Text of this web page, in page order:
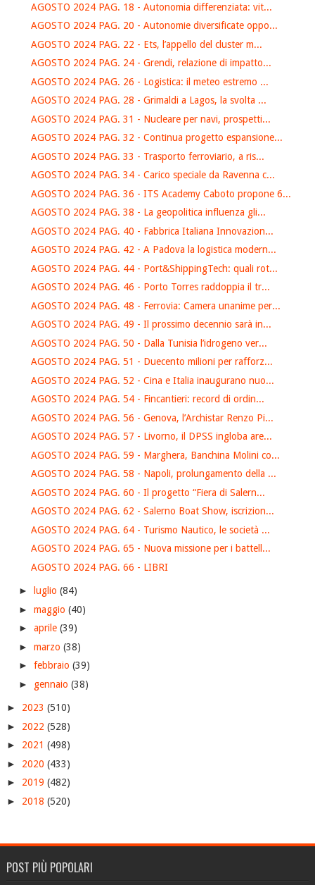
AGOSTO 2024 PAG. 18 - Autonomia differenziata: vit...
AGOSTO 2024 PAG. 20 - Autonomie diversificate oppo...
AGOSTO 2024 PAG. 22 - Ets, l’appello del cluster m...
AGOSTO 2024 PAG. 24 - Grendi, relazione di impatto...
AGOSTO 2024 PAG. 26 - Logistica: il meteo estremo ...
AGOSTO 2024 PAG. 28 - Grimaldi a Lagos, la svolta ...
AGOSTO 2024 PAG. 31 - Nucleare per navi, prospetti...
AGOSTO 2024 PAG. 32 - Continua progetto espansione...
AGOSTO 2024 PAG. 33 - Trasporto ferroviario, a ris...
AGOSTO 2024 PAG. 34 - Carico speciale da Ravenna c...
AGOSTO 2024 PAG. 36 - ITS Academy Caboto propone 6...
AGOSTO 2024 PAG. 38 - La geopolitica influenza gli...
AGOSTO 2024 PAG. 40 - Fabbrica Italiana Innovazion...
AGOSTO 2024 PAG. 42 - A Padova la logistica modern...
AGOSTO 2024 PAG. 44 - Port&ShippingTech: quali rot...
AGOSTO 2024 PAG. 46 - Porto Torres raddoppia il tr...
AGOSTO 2024 PAG. 48 - Ferrovia: Camera unanime per...
AGOSTO 2024 PAG. 49 - Il prossimo decennio sarà in...
AGOSTO 2024 PAG. 50 - Dalla Tunisia l’idrogeno ver...
AGOSTO 2024 PAG. 51 - Duecento milioni per rafforz...
AGOSTO 2024 PAG. 52 - Cina e Italia inaugurano nuo...
AGOSTO 2024 PAG. 54 - Fincantieri: record di ordin...
AGOSTO 2024 PAG. 56 - Genova, l’Archistar Renzo Pi...
AGOSTO 2024 PAG. 57 - Livorno, il DPSS ingloba are...
AGOSTO 2024 PAG. 59 - Marghera, Banchina Molini co...
AGOSTO 2024 PAG. 58 - Napoli, prolungamento della ...
AGOSTO 2024 PAG. 60 - Il progetto “Fiera di Salern...
AGOSTO 2024 PAG. 62 - Salerno Boat Show, iscrizion...
AGOSTO 2024 PAG. 64 - Turismo Nautico, le società ...
AGOSTO 2024 PAG. 65 - Nuova missione per i battell...
AGOSTO 2024 PAG. 66 - LIBRI
► luglio (84)
► maggio (40)
► aprile (39)
► marzo (38)
► febbraio (39)
► gennaio (38)
► 2023 (510)
► 2022 (528)
► 2021 (498)
► 2020 (433)
► 2019 (482)
► 2018 (520)
POST PIÙ POPOLARI